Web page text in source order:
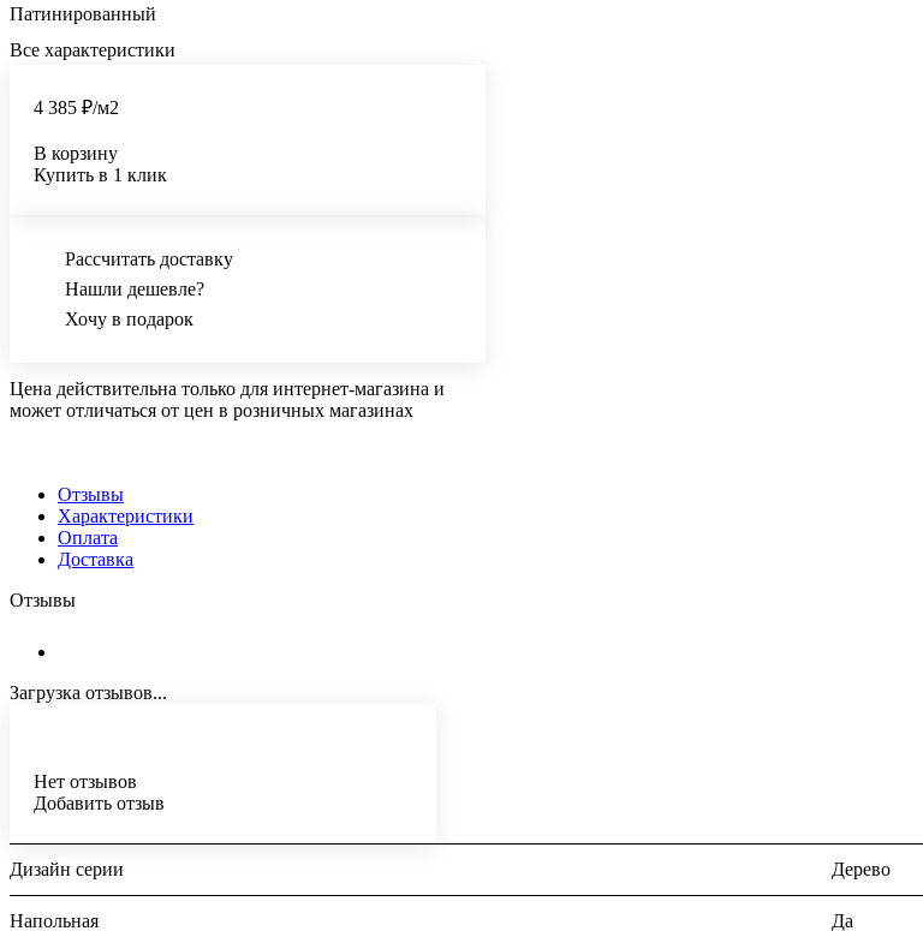
Патинированный
Все характеристики
4 385 ₽/м2
В корзину
Купить в 1 клик
Рассчитать доставку
Нашли дешевле?
Хочу в подарок
Цена действительна только для интернет-магазина и
может отличаться от цен в розничных магазинах
Отзывы
Характеристики
Оплата
Доставка
Отзывы
Загрузка отзывов...
Нет отзывов
Добавить отзыв
Дизайн серии Дерево
Напольная Да